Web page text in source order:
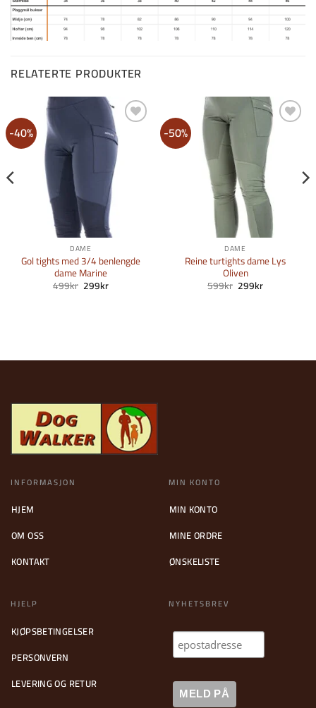
RELATERTE PRODUKTER
-40% Legg i
Ønskeliste
DAME
Gol tights med 3/4 benlengde
dame Marine
499kr Opprinnelig
pris
299krNåværende
-50% Legg i
Ønskeliste
DAME
Reine turtights dame Lys
Oliven
599kr Opprinnelig
pris
299krNåværende
INFORMASJON
HJEM
OM OSS
KONTAKT
MIN KONTO
MIN KONTO
MINE ORDRE
ØNSKELISTE
HJELP
KJØPSBETINGELSER
PERSONVERN
LEVERING OG RETUR
NYHETSBREV